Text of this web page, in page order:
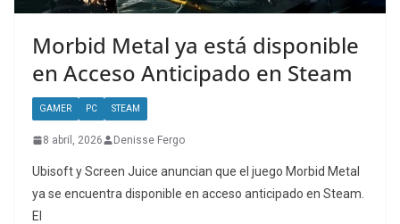
Morbid Metal ya está disponible
en Acceso Anticipado en Steam
GAMER PC STEAM
8 abril, 2026 Denisse Fergo
Ubisoft y Screen Juice anuncian que el juego Morbid Metal
ya se encuentra disponible en acceso anticipado en Steam.
El